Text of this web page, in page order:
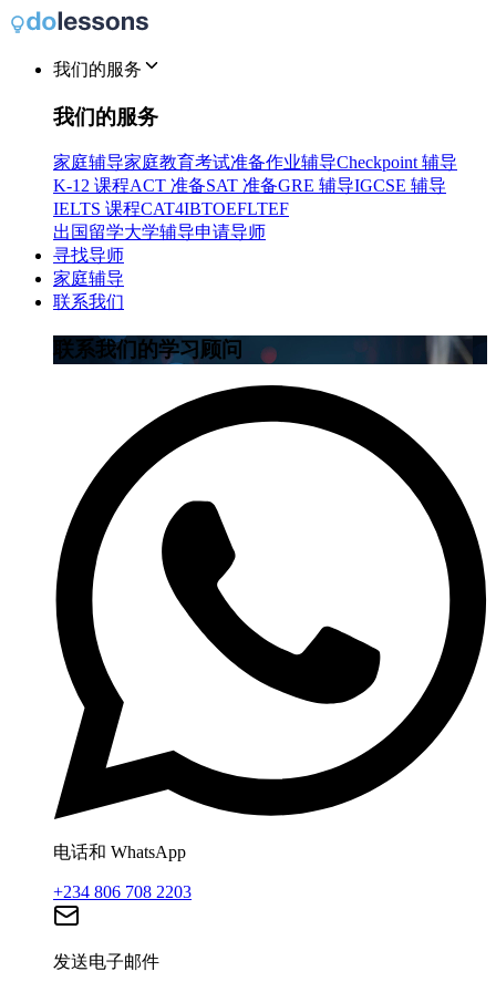
我们的服务
我们的服务
家庭辅导家庭教育考试准备作业辅导Checkpoint 辅导
K-12 课程ACT 准备SAT 准备GRE 辅导IGCSE 辅导
IELTS 课程CAT4IBTOEFLTEF
出国留学大学辅导申请导师
寻找导师
家庭辅导
联系我们
联系我们的学习顾问
电话和 WhatsApp
+234 806 708 2203
发送电子邮件